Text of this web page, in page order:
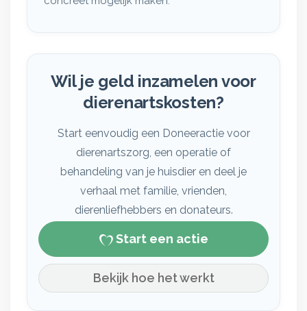
Wil je geld inzamelen voor
dierenartskosten?
Start eenvoudig een Doneeractie voor
dierenartszorg, een operatie of
behandeling van je huisdier en deel je
verhaal met familie, vrienden,
dierenliefhebbers en donateurs.
Start een actie
Bekijk hoe het werkt